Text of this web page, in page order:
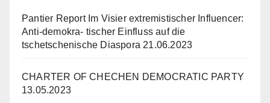
Pantier Report Im Visier extremistischer Influencer:
Anti-demokra- tischer Einfluss auf die
tschetschenische Diaspora 21.06.2023
CHARTER OF CHECHEN DEMOCRATIC PARTY
13.05.2023